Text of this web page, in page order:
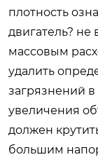
плотность
двигатель? не
массовым
удалить
загрязнений
увеличения
должен
большим